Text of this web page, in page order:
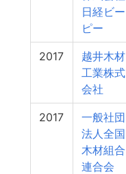
日経ビー
ピー
2017
越井木材
工業株式
会社
2017
一般社団
法人全国
木材組合
連合会